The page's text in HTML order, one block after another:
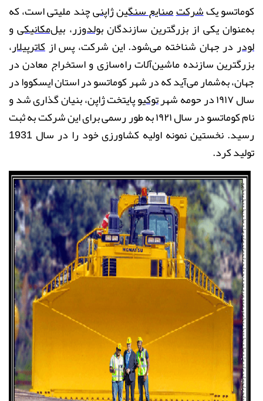
کوماتسو یکشرکتصنایع سنگینژاپنیچند ملیتی است، که
به‌عنوان یکی از بزرگترین سازندگانبولدوزر، بیل‌مکانیکیو
لودردر جهان شناخته می‌شود.این شرکت، پس ازکاترپیلار،
بزرگترین سازنده ماشین‌آلات راه‌سازی و استخراج معادن در
جهان، به‌شمار می‌آید که در شهر کوماتسو در استان ایسکووا در
سال ۱۹۱۷ در حومه شهر
توکیوپایتختژاپن، بنیان گذاری شد و
نام کوماتسو در سال ۱۹۲۱ به طور رسمی برای این شرکت به ثبت
رسید. نخستین نمونه اولیه کشاورزی خود را در سال 1931
تولید کرد.